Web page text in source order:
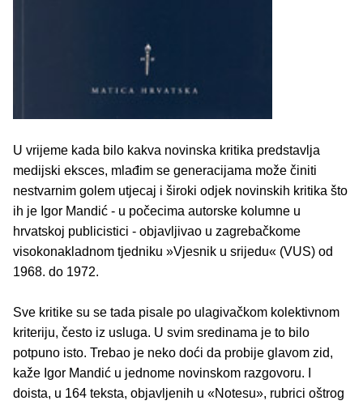
U vrijeme kada bilo kakva novinska kritika predstavlja
medijski eksces, mlađim se generacijama može činiti
nestvarnim golem utjecaj i široki odjek novinskih kritika što
ih je Igor Mandić - u počecima autorske kolumne u
hrvatskoj publicistici - objavljivao u zagrebačkome
visokonakladnom tjedniku »Vjesnik u srijedu« (VUS) od
1968. do 1972.
Sve kritike su se tada pisale po ulagivačkom kolektivnom
kriteriju, često iz usluga. U svim sredinama je to bilo
potpuno isto. Trebao je neko doći da probije glavom zid,
kaže Igor Mandić u jednome novinskom razgovoru. I
doista, u 164 teksta, objavljenih u «Notesu», rubrici oštrog